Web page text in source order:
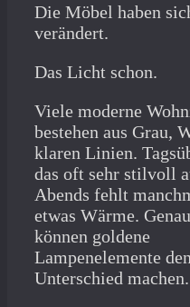
Die Möbel haben
verändert.
Das Licht schon.
Viele moderne
bestehen aus Grau,
klaren Linien.
das oft sehr stilvoll
Abends fehlt
etwas Wärme.
können goldene
Lampenelemente den
Unterschied machen.